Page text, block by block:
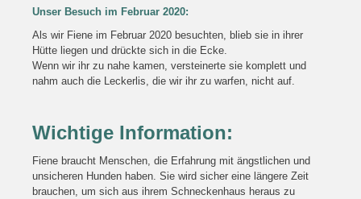
Unser Besuch im Februar 2020:
Als wir Fiene im Februar 2020 besuchten, blieb sie in ihrer
Hütte liegen und drückte sich in die Ecke.
Wenn wir ihr zu nahe kamen, versteinerte sie komplett und
nahm auch die Leckerlis, die wir ihr zu warfen, nicht auf.
Wichtige Information:
Fiene braucht Menschen, die Erfahrung mit ängstlichen und
unsicheren Hunden haben. Sie wird sicher eine längere Zeit
brauchen, um sich aus ihrem Schneckenhaus heraus zu